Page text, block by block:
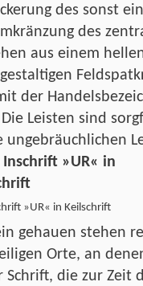
des sonst
des
aus einem
der
Leisten sind
ungebräuchlichen
»UR« in Keilschrift
gehauen stehen
Orte, an
Schrift, die zur Zeit